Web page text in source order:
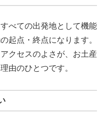
べての出発地として機能
起点・終点になります。
クセスのよさが、お土産
由のひとつです。